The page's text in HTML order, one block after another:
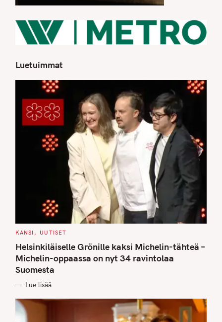
Luetuimmat
C
T
E
G
O
R
I
S
KANSI UUTISET
Helsinkiläiselle Grönille kaksi Michelin-tähteä –
Michelin-oppaassa on nyt 34 ravintolaa
Suomesta
Lue lisää